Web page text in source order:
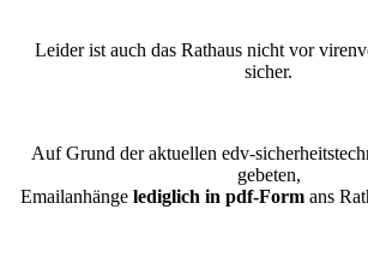
Leider ist auch das Rathaus nicht vor
sicher.
Auf Grund der aktuellen edv-
gebeten,
Emailanhänge lediglich in pdf-Formans